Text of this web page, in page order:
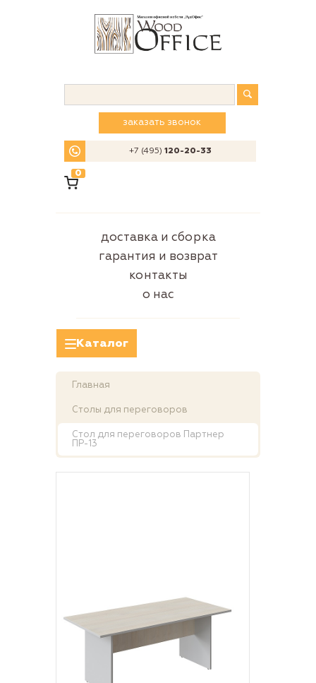
заказать звонок
+7 (495)120-20-33
0
доставка и сборка
гарантия и возврат
контакты
о нас
Каталог
Главная
Столы для переговоров
Стол для переговоров Партнер
ПР-13